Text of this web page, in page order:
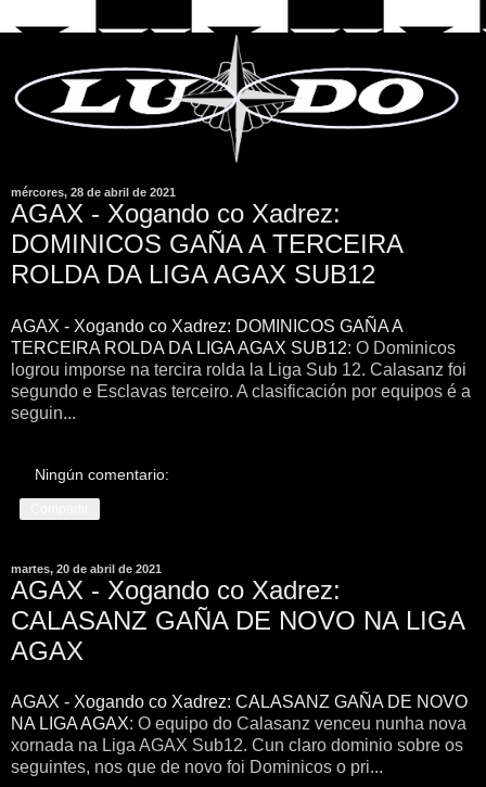
mércores, 28 de abril de 2021
AGAX - Xogando co Xadrez:
DOMINICOS GAÑA A TERCEIRA
ROLDA DA LIGA AGAX SUB12
AGAX - Xogando co Xadrez: DOMINICOS GAÑA A
TERCEIRA ROLDA DA LIGA AGAX SUB12: O Dominicos
logrou imporse na tercira rolda la Liga Sub 12. Calasanz foi
segundo e Esclavas terceiro. A clasificación por equipos é a
seguin...
Ningún comentario:
martes, 20 de abril de 2021
AGAX - Xogando co Xadrez:
CALASANZ GAÑA DE NOVO NA LIGA
AGAX
AGAX - Xogando co Xadrez: CALASANZ GAÑA DE NOVO
NA LIGA AGAX: O equipo do Calasanz venceu nunha nova
xornada na Liga AGAX Sub12. Cun claro dominio sobre os
seguintes, nos que de novo foi Dominicos o pri...